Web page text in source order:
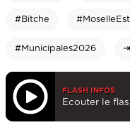
#Bitche #MoselleEst
#Municipales2026
FLASH INFOS
Ecouter le